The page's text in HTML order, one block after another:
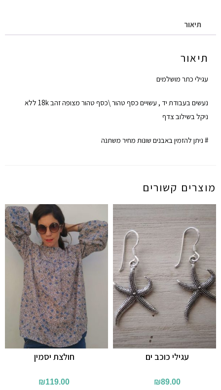
תיאור
תיאור
עגילי כתר מושלמים
נעשים בעבודת יד , עשויים כסף טהור \כסף טהור מצופה זהב 18k ללא
ניקל בשילוב צדף
# ניתן להזמין באבנים שונות מחיר משתנה
מוצרים קשורים
חולצת יסמין
₪119.00
עגילי כוכב ים
₪89.00